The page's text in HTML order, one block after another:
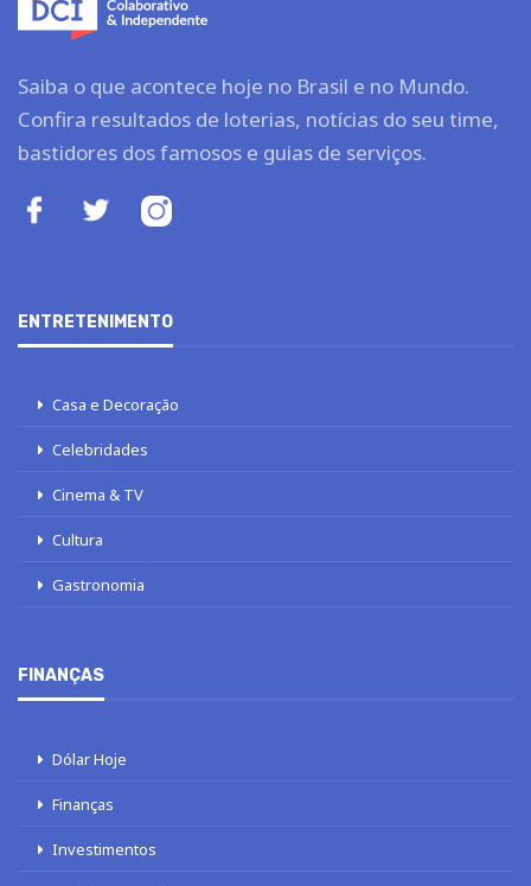
Saiba o que acontece hoje no Brasil e no Mundo.
Confira resultados de loterias, notícias do seu time,
bastidores dos famosos e guias de serviços.
ENTRETENIMENTO
Casa e Decoração
Celebridades
Cinema & TV
Cultura
Gastronomia
FINANÇAS
Dólar Hoje
Finanças
Investimentos